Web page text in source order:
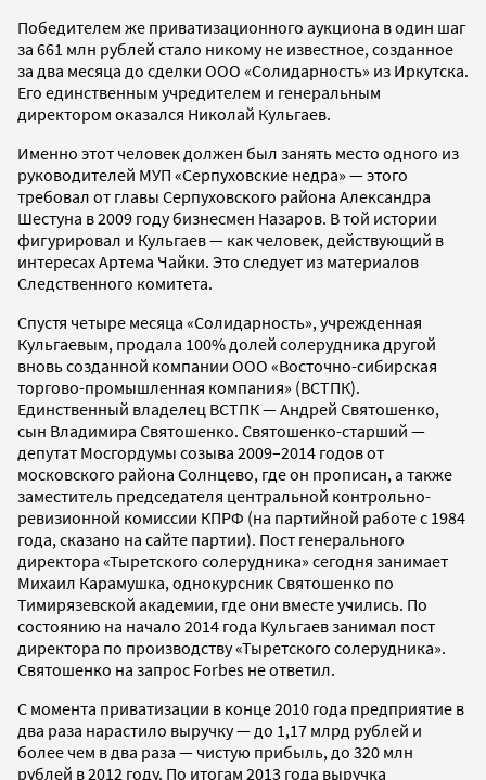
Победителем же приватизационного аукциона в один шаг
за 661 млн рублей стало никому не известное, созданное
за два месяца до сделки ООО «Солидарность» из Иркутска.
Его единственным учредителем и генеральным
директором оказался Николай Кульгаев.
Именно этот человек должен был занять место одного из
руководителей МУП «Серпуховские недра» — этого
требовал от главы Серпуховского района Александра
Шестуна в 2009 году бизнесмен Назаров. В той истории
фигурировал и Кульгаев — как человек, действующий в
интересах Артема Чайки. Это следует из материалов
Следственного комитета.
Спустя четыре месяца «Солидарность», учрежденная
Кульгаевым, продала 100% долей солерудника другой
вновь созданной компании ООО «Восточно-сибирская
торгово-промышленная компания» (ВСТПК).
Единственный владелец ВСТПК — Андрей Святошенко,
сын Владимира Святошенко. Святошенко-старший —
депутат Мосгордумы созыва 2009–2014 годов от
московского района Солнцево, где он прописан, а также
заместитель председателя центральной контрольно-
ревизионной комиссии КПРФ (на партийной работе с 1984
года, сказано на сайте партии). Пост генерального
директора «Тыретского солерудника» сегодня занимает
Михаил Карамушка, однокурсник Святошенко по
Тимирязевской академии, где они вместе учились. По
состоянию на начало 2014 года Кульгаев занимал пост
директора по производству «Тыретского солерудника».
Святошенко на запрос Forbes не ответил.
С момента приватизации в конце 2010 года предприятие в
два раза нарастило выручку — до 1,17 млрд рублей и
более чем в два раза — чистую прибыль, до 320 млн
рублей в 2012 году. По итогам 2013 года выручка